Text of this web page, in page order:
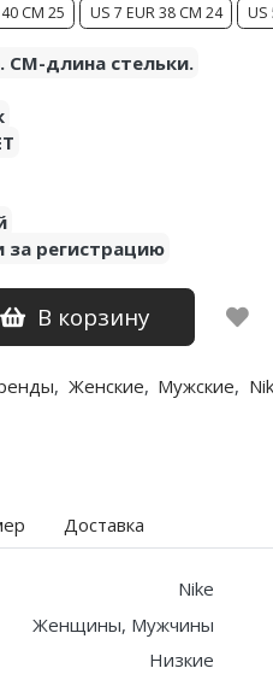
CM 25 US 7 EUR 38 CM 24 US
CM-длина стельки.
за регистрацию
В корзину
, Женские, Мужские,
Доставка
Nike
Женщины, Мужчины
Низкие